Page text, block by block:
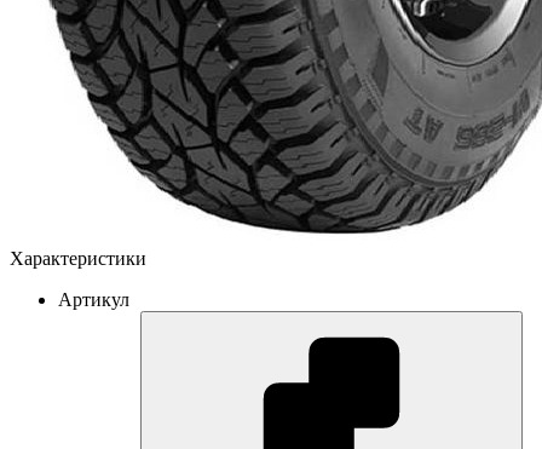
Характеристики
Артикул